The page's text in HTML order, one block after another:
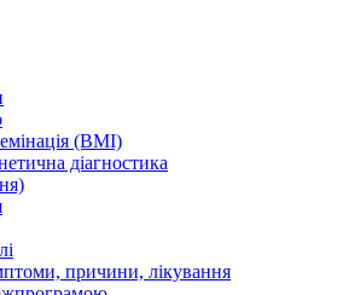
(ВМІ)
діагностика
причини, лікування